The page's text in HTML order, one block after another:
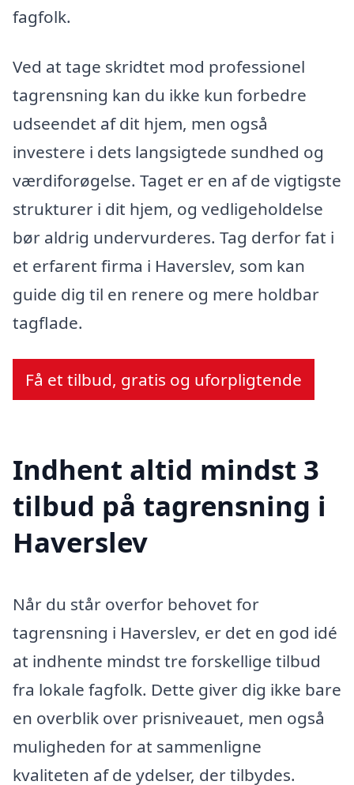
fagfolk.
Ved at tage skridtet mod professionel
tagrensning kan du ikke kun forbedre
udseendet af dit hjem, men også
investere i dets langsigtede sundhed og
værdiforøgelse. Taget er en af de vigtigste
strukturer i dit hjem, og vedligeholdelse
bør aldrig undervurderes. Tag derfor fat i
et erfarent firma i Haverslev, som kan
guide dig til en renere og mere holdbar
tagflade.
Få et tilbud, gratis og uforpligtende
Indhent altid mindst 3
tilbud på tagrensning i
Haverslev
Når du står overfor behovet for
tagrensning i Haverslev, er det en god idé
at indhente mindst tre forskellige tilbud
fra lokale fagfolk. Dette giver dig ikke bare
en overblik over prisniveauet, men også
muligheden for at sammenligne
kvaliteten af de ydelser, der tilbydes.